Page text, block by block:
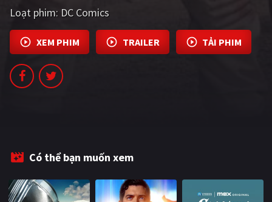
Loạt phim: DC Comics
XEM PHIM TRAILER TẢI PHIM
Có thể bạn muốn xem